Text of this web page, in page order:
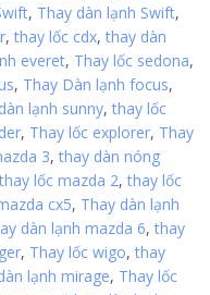
, Thay dàn lạnh Swift,
, thay lốc cdx, thay dàn
everet, Thay lốc sedona,
, Thay Dàn lạnh focus,
lạnh sunny, thay lốc
, Thay lốc explorer, Thay
3, thay dàn nóng
thay lốc mazda 2, thay lốc
cx5, Thay dàn lạnh
dàn lạnh mazda 6, thay
, Thay lốc wigo, thay
lạnh mirage, Thay lốc